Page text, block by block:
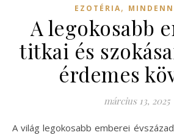
EZOTÉRIA,
A legokosabb
titkai és
érdemes
március 13, 2025
A világ legokosabb emberei évszázadok óta lenyűgözik az